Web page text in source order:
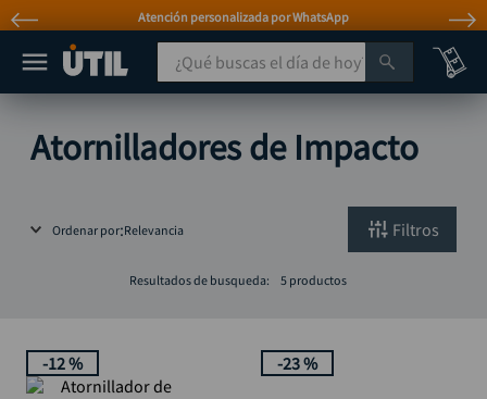
Atención personalizada por WhatsApp
¿Qué buscas el día de hoy?
Atornilladores de Impacto
Ordenar por Relevancia Filtros
Resultados de busqueda: 5 productos
-12 % -23 %
taladro
compresor
hidrolavadora
ruteadora